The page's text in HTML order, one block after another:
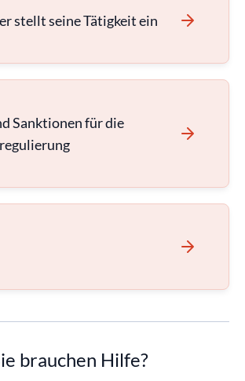
stellt seine Tätigkeit ein
Sanktionen für die
brauchen Hilfe?